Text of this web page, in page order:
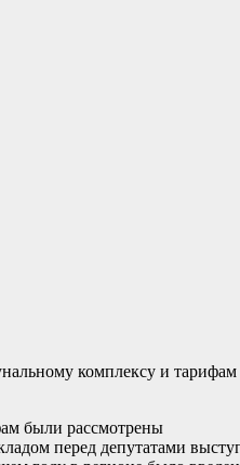
комплексу и тарифам
были рассмотрены
перед депутатами